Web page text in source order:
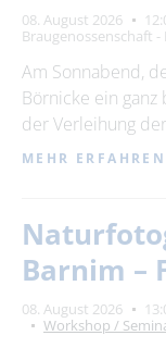
08. August 2026
Braugenossenschaft -
Am Sonnabend,
Börnicke ein ganz
der Verleihung
MEHR ERFAHREN
Barnim –
08. August 2026
Workshop /